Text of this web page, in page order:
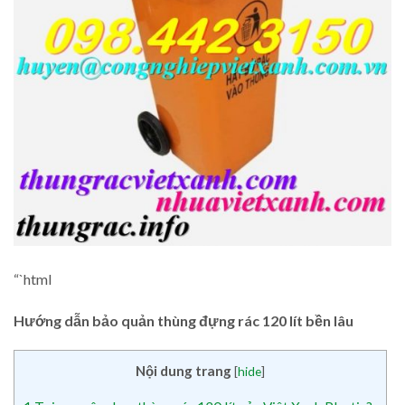
“`html
Hướng dẫn bảo quản thùng đựng rác 120 lít bền lâu
Nội dung trang[hide]